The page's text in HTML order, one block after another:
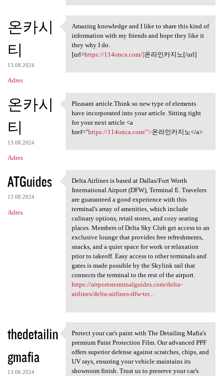
온카시
티
13.08.2024
Adres
Amazing knowledge and I like
Amazing knowledge and I like to share this kind of
information with my friends and hope they like it
they why I do.
[url=https://114onca.com/]온라인카지노[/url]
온카시
티
13.08.2024
Adres
Pleasant article.Think so new
Pleasant article.Think so new type of elements
have incorporated into your article. Sitting tight
for your next article <a
href="https://114onca.com/">온라인카지노</a>
ATGuides
13.08.2024
Adres
Delta Airlines is based at
Delta Airlines is based at Dallas/Fort Worth
International Airport (DFW), Terminal E. Travelers
are guaranteed a good experience with this
terminal's array of amenities, which include
culinary options, retail stores, and cozy seating
places. Members of Delta Sky Club get access to an
exclusive lounge that provides free refreshments,
snacks, and a quiet space for work or relaxation
prior to takeoff. Easy access to other terminals and
gates is made possible by the Skylink rail that
connects the terminal to the rest of the airport.
https://airportsterminalguides.com/delta-
airlines/delta-airlines-dfw-ter...
thedetailin
gmafia
13.08.2024
Protect your car's paint with
Protect your car's paint with The Detailing Mafia's
premium Paint Protection Film. Our advanced PPF
offers superior defense against scratches, chips, and
UV rays, ensuring your vehicle maintains its
showroom finish. Trust us to preserve your car's